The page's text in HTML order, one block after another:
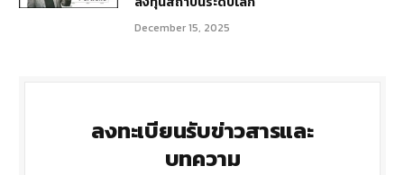
December 15, 2025
ลงทะเบียนรับข่าวสารและ
บทความ